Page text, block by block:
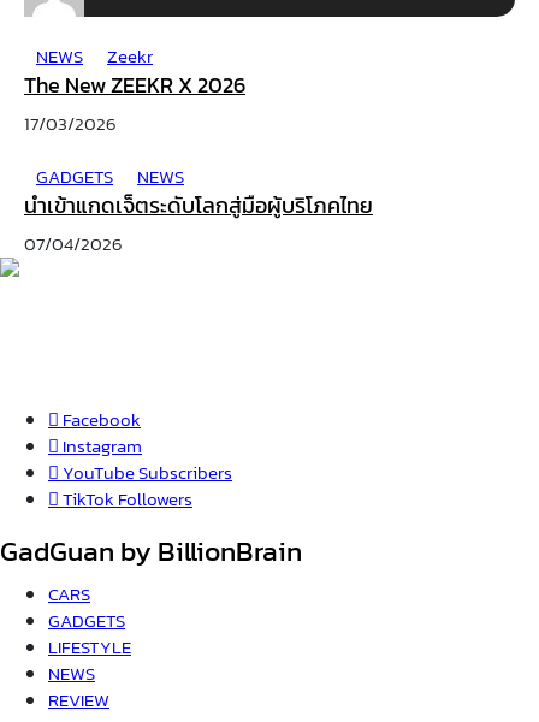
NEWS Zeekr
The New ZEEKR X 2026
17/03/2026
GADGETS
NEWS
นำเข้าแกดเจ็ตระดับโลกสู่มือผู้บริโภคไทย
07/04/2026
Facebook
Instagram
YouTubeSubscribers
TikTok Followers
GadGuan by BillionBrain
CARS
GADGETS
LIFESTYLE
NEWS
REVIEW